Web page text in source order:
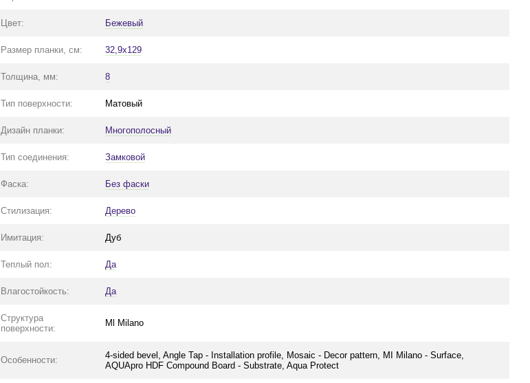
Цвет: Бежевый
Размер планки, см: 32,9x129
Толщина, мм: 8
Тип поверхности: Матовый
Дизайн планки: Многополосный
Тип соединения: Замковой
Фаска: Без фаски
Стилизация: Дерево
Имитация: Дуб
Теплый пол: Да
Влагостойкость: Да
Структура
поверхности:
Ml Milano
Особенности:
4-sided bevel, Angle Tap - Installation profile, Mosaic - Decor pattern, MI Milano - Surface,
AQUApro HDF Compound Board - Substrate, Aqua Protect